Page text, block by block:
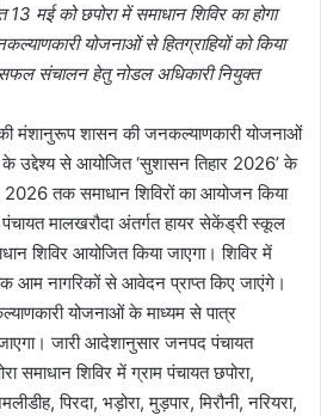
मई को छपोरा में समाधान शिविर का होगा
योजनाओं से हितग्राहियों को किया
सफल संचालन हेतु नोडल अधिकारी नियुक्त
मंशानुरूप शासन की जनकल्याणकारी योजनाओं
उद्देश्य से आयोजित ‘सुशासन तिहार 2026’ के
तक समाधान शिविरों का आयोजन किया
मालखरौदा अंतर्गत हायर सेकेंड्री स्कूल
शिविर आयोजित किया जाएगा। शिविर में
नागरिकों से आवेदन प्राप्त किए जाएंगे।
योजनाओं के माध्यम से पात्र
जाएगा। जारी आदेशानुसार जनपद पंचायत
समाधान शिविर में ग्राम पंचायत छपोरा,
पिरदा, भड़ोरा, मुड़पार, मिरौनी, नरियरा,